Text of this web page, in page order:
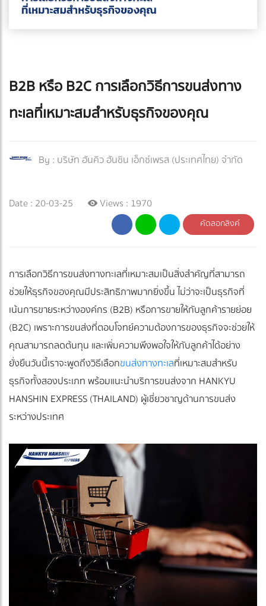
B2B หรือ B2C การเลือกวิธีการขนส่งทาง
ทะเลที่เหมาะสมสำหรับธุรกิจของคุณ
By : บริษัท ฮันคิว ฮันชิน เอ็กซ์เพรส (ประเทศไทย) จำกัด
Date : 20-03-25 Views : 1970
คัดลอกลิงค์
การเลือกวิธีการขนส่งทางทะเลที่เหมาะสมเป็นสิ่งสำคัญที่สามารถ
ช่วยให้ธุรกิจของคุณมีประสิทธิภาพมากยิ่งขึ้น ไม่ว่าจะเป็นธุรกิจที่
เน้นการขายระหว่างองค์กร (B2B) หรือการขายให้กับลูกค้ารายย่อย
(B2C) เพราะการขนส่งที่ตอบโจทย์ความต้องการของธุรกิจจะช่วยให้
คุณสามารถลดต้นทุน และเพิ่มความพึงพอใจให้กับลูกค้าได้อย่าง
ยั่งยืนวันนี้เราจะพูดถึงวิธีเลือกขนส่งทางทะเลที่เหมาะสมสำหรับ
ธุรกิจทั้งสองประเภท พร้อมแนะนำบริการขนส่งจาก HANKYU
HANSHIN EXPRESS (THAILAND) ผู้เชี่ยวชาญด้านการขนส่ง
ระหว่างประเทศ